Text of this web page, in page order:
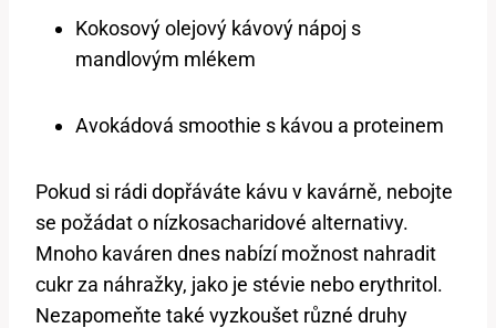
Kokosový olejový kávový nápoj s
mandlovým mlékem
Avokádová smoothie s kávou a proteinem
Pokud si rádi dopřáváte kávu v kavárně, nebojte
se požádat o nízkosacharidové alternativy.
Mnoho kaváren dnes nabízí možnost nahradit
cukr za náhražky, jako je stévie nebo erythritol.
Nezapomeňte také vyzkoušet různé druhy